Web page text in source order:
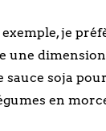
je
une
sauce soja
en